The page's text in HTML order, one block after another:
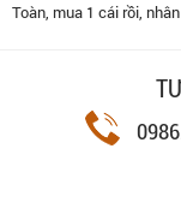
Toàn, mua 1 cái rồi,